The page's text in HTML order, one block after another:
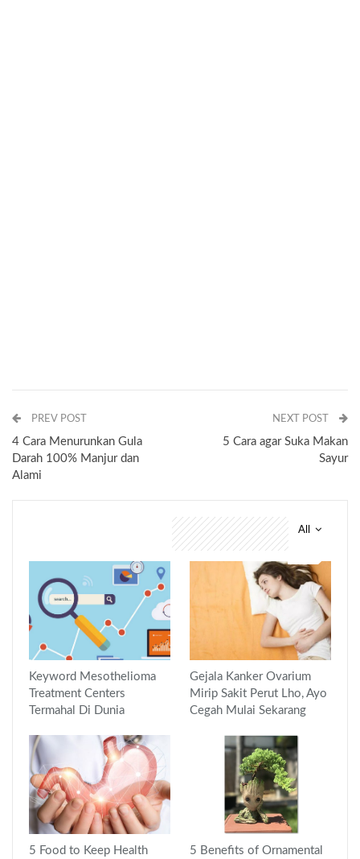
PREV POST
4 Cara Menurunkan Gula
Darah 100% Manjur dan
Alami
NEXT POST
5 Cara agar Suka Makan
Sayur
All
Keyword Mesothelioma
Treatment Centers
Termahal Di Dunia
Gejala Kanker Ovarium
Mirip Sakit Perut Lho, Ayo
Cegah Mulai Sekarang
5 Food to Keep Health
5 Benefits of Ornamental